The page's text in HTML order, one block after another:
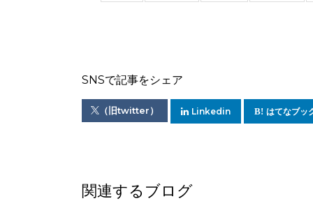
SNSで記事をシェア
（旧twitter） Linkedin はてなブッ
関連するブログ